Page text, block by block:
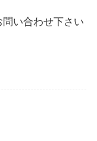
い合わせ下さい